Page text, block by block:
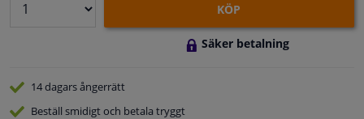
KÖP
Säker betalning
14 dagarsångerrätt
Beställ smidigt och betala tryggt